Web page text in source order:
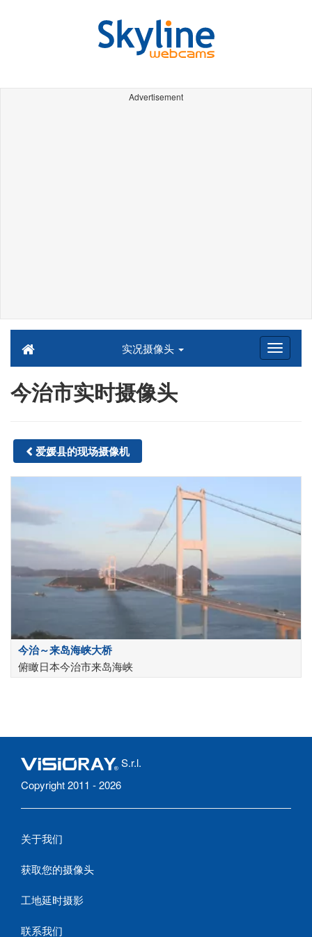
Advertisement
实况摄像头
今治市实时摄像头
爱媛县的现场摄像机
今治～来岛海峡大桥
俯瞰日本今治市来岛海峡
S.r.l.
Copyright 2011 - 2026
关于我们
获取您的摄像头
工地延时摄影
联系我们